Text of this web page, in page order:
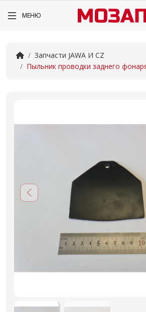
МЕНЮ
Запчасти JAWA И CZ
Пыльник проводки заднего